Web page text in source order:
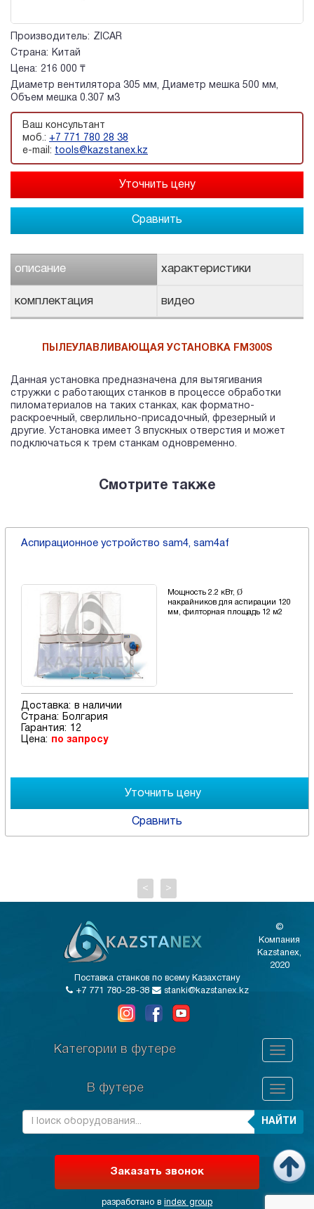
Производитель: ZICAR
Страна:
Китай
Цена: 216 000 ₸
Диаметр вентилятора 305 мм, Диаметр мешка 500 мм,
Объем мешка 0.307 м3
Ваш консультант
моб.: +7 771 780 28 38
e-mail: tools@kazstanex.kz
Сравнить
описание характеристики
комплектация видео
ПЫЛЕУЛАВЛИВАЮЩАЯ УСТАНОВКА FM300S
Данная установка предназначена для вытягивания
стружки с работающих станков в процессе обработки
пиломатериалов на таких станках, как форматно-
раскроечный, сверлильно-присадочный, фрезерный и
другие. Установка имеет 3 впускных отверстия и может
подключаться к трем станкам одновременно.
Смотрите также
Аспирационное устройство sam4, sam4af
Мощность 2.2 кВт, Ø
накрайников для аспирации 120
мм, филторная площадь 12 м2
Доставка:
в наличии
Страна:
Болгария
Гарантия:
12
Цена:
по запросу
Сравнить
< >
©
Компания
Kazstanex,
2020
Поставка станков по всему Казахстану
+7 771 780-28-38
stanki@kazstanex.kz
Категории в футере
В футере
НАЙТИ
Заказать звонок
разработано в index group